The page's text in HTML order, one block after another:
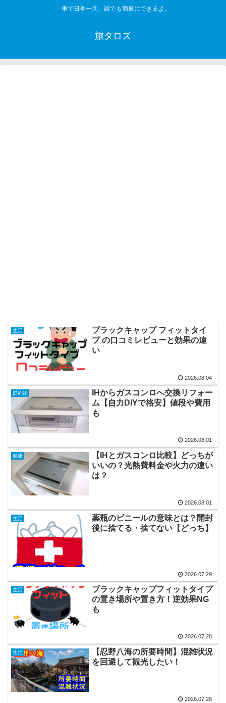
車で日本一周、誰でも簡単にできるよ。
旅タロズ
生活
ブラックキャップ フィットタイ
プ の口コミレビューと効果の違
い
2026.08.04
節約術
IHからガスコンロへ交換リフォー
ム【自力DIYで格安】値段や費用
も
2026.08.01
健康
【IHとガスコンロ比較】どっちが
いいの？光熱費料金や火力の違い
は？
2026.08.01
生活
薬瓶のビニールの意味とは？開封
後に捨てる・捨てない【どっち】
2026.07.29
生活
ブラックキャップフィットタイプ
の置き場所や置き方！逆効果NG
も
2026.07.28
生活
【忍野八海の所要時間】混雑状況
を回避して観光したい！
2026.07.28